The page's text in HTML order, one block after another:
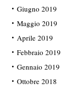
Giugno 2019
Maggio 2019
Aprile 2019
Febbraio 2019
Gennaio 2019
Ottobre 2018